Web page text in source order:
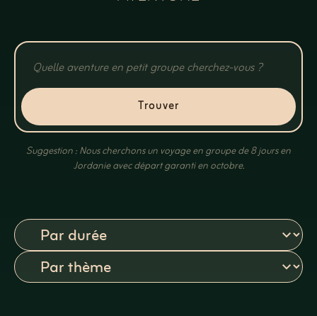
Trouver
Suggestion : Nous cherchons un voyage en groupe de 8 jours en
Jordanie avec départ garanti en octobre.